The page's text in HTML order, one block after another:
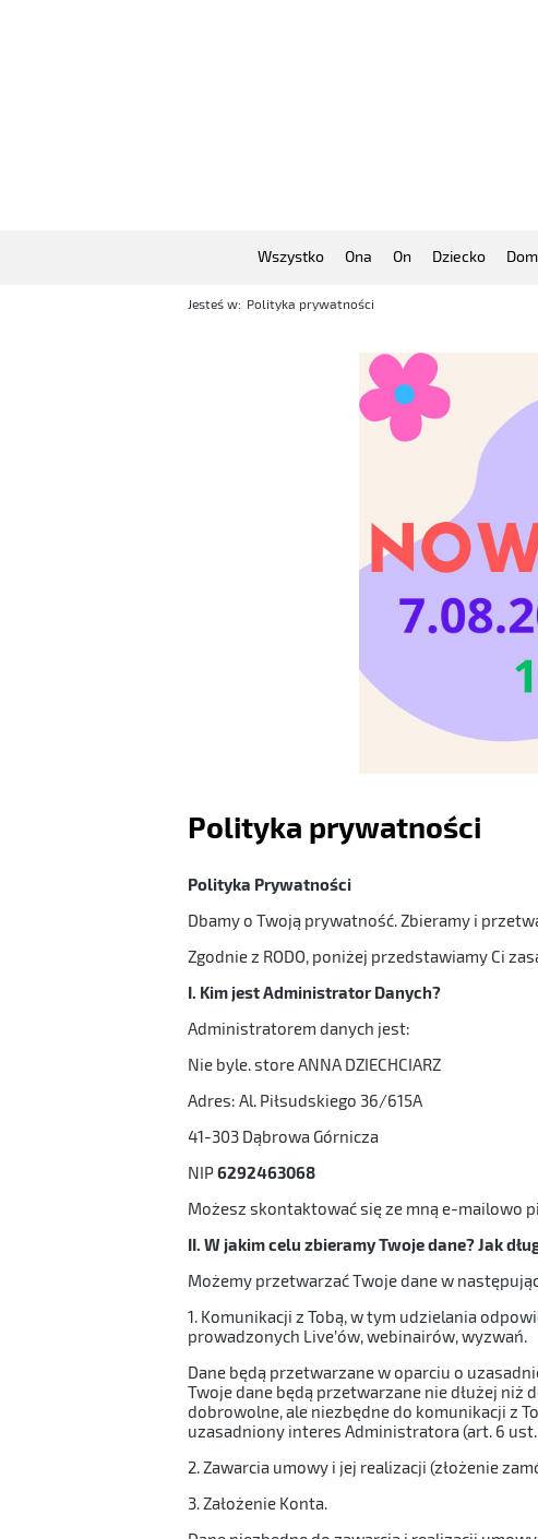
Wszystko Ona On Dziecko Dom
Jesteś w: Polityka prywatności
Polityka prywatności
Polityka Prywatności
Dbamy o Twoją prywatność. Zbieramy i
Zgodnie z RODO, poniżej przedstawiamy Ci
I. Kim jest Administrator Danych?
Administratorem danych jest:
Nie byle. store ANNA DZIECHCIARZ
Adres: Al. Piłsudskiego 36/615A
41-303 Dąbrowa Górnicza
NIP6292463068
Możesz skontaktować się ze mną e-mailowo
II. W jakim celu zbieramy Twoje dane? Jak
Możemy przetwarzać Twoje dane w
1. Komunikacji z Tobą, w tym udzielania
prowadzonych Live’ów, webinairów, wyzwań.
Dane będą przetwarzane w oparciu o
Twoje dane będą przetwarzane nie dłużej niż
dobrowolne, ale niezbędne do komunikacji z
uzasadniony interes Administratora (art. 6 ust.
2. Zawarcia umowy i jej realizacji (złożenie
3. Założenie Konta.